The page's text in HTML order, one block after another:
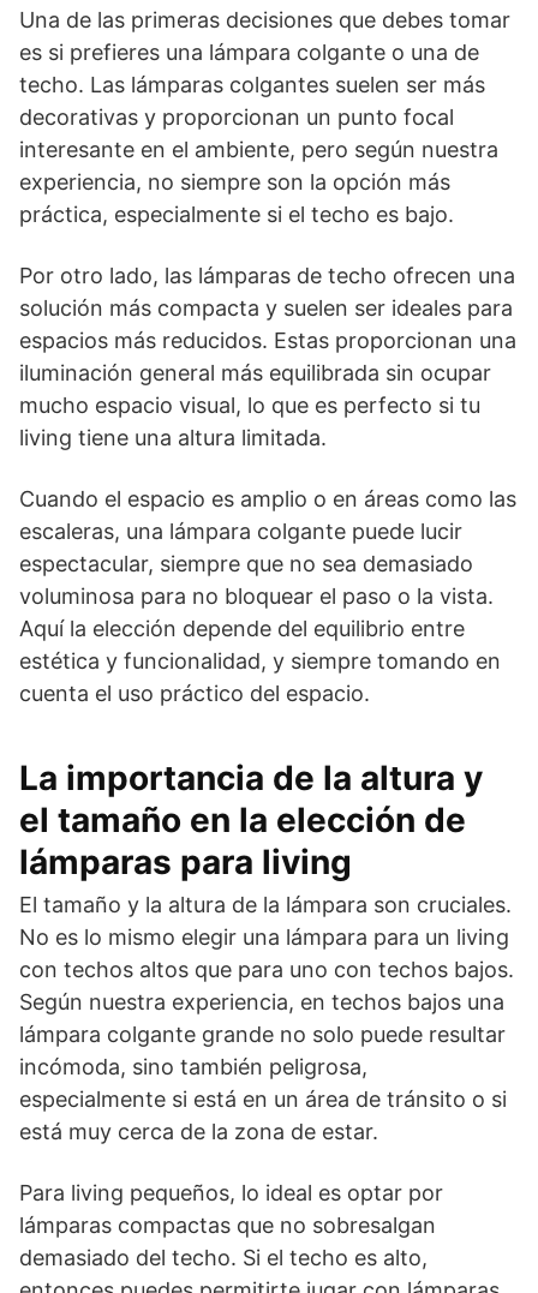
Una de las primeras decisiones que debes tomar
es si prefieres una lámpara colgante o una de
techo. Las lámparas colgantes suelen ser más
decorativas y proporcionan un punto focal
interesante en el ambiente, pero según nuestra
experiencia, no siempre son la opción más
práctica, especialmente si el techo es bajo.
Por otro lado, las lámparas de techo ofrecen una
solución más compacta y suelen ser ideales para
espacios más reducidos. Estas proporcionan una
iluminación general más equilibrada sin ocupar
mucho espacio visual, lo que es perfecto si tu
living tiene una altura limitada.
Cuando el espacio es amplio o en áreas como las
escaleras, una lámpara colgante puede lucir
espectacular, siempre que no sea demasiado
voluminosa para no bloquear el paso o la vista.
Aquí la elección depende del equilibrio entre
estética y funcionalidad, y siempre tomando en
cuenta el uso práctico del espacio.
La importancia de la altura y
el tamaño en la elección de
lámparas para living
El tamaño y la altura de la lámpara son cruciales.
No es lo mismo elegir una lámpara para un living
con techos altos que para uno con techos bajos.
Según nuestra experiencia, en techos bajos una
lámpara colgante grande no solo puede resultar
incómoda, sino también peligrosa,
especialmente si está en un área de tránsito o si
está muy cerca de la zona de estar.
Para living pequeños, lo ideal es optar por
lámparas compactas que no sobresalgan
demasiado del techo. Si el techo es alto,